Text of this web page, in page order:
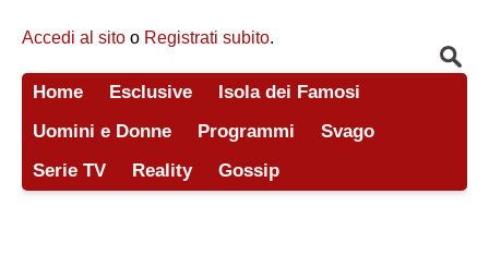
Accedi al sito o Registrati subito.
Home Esclusive
Isola dei Famosi
Uomini e Donne
Programmi
Svago
Serie TV
Reality Gossip